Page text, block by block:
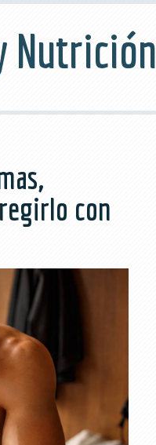
Nutrición
con